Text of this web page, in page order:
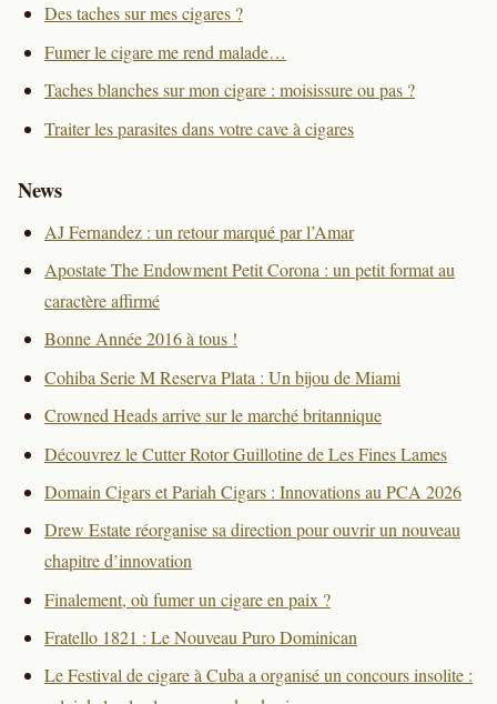
Des taches sur mes cigares ?
Fumer le cigare me rend malade…
Taches blanches sur mon cigare : moisissure ou pas ?
Traiter les parasites dans votre cave à cigares
News
AJ Fernandez : un retour marqué par l’Amar
Apostate The Endowment Petit Corona : un petit format au
caractère affirmé
Bonne Année 2016 à tous !
Cohiba Serie M Reserva Plata : Un bijou de Miami
Crowned Heads arrive sur le marché britannique
Découvrez le Cutter Rotor Guillotine de Les Fines Lames
Domain Cigars et Pariah Cigars : Innovations au PCA 2026
Drew Estate réorganise sa direction pour ouvrir un nouveau
chapitre d’innovation
Finalement, où fumer un cigare en paix ?
Fratello 1821 : Le Nouveau Puro Dominican
Le Festival de cigare à Cuba a organisé un concours insolite :